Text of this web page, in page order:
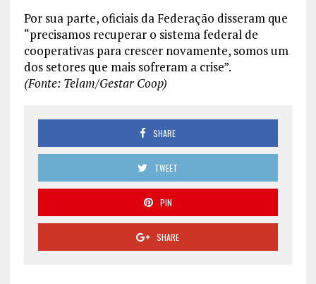
Por sua parte, oficiais da Federação disseram que
“precisamos recuperar o sistema federal de
cooperativas para crescer novamente, somos um
dos setores que mais sofreram a crise”.
(Fonte: Telam/Gestar Coop)
SHARE
TWEET
PIN
SHARE